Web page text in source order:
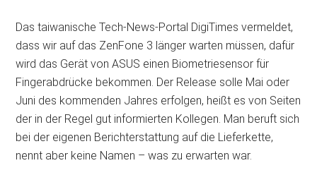
Das taiwanische Tech-News-Portal DigiTimes vermeldet,
dass wir auf das ZenFone 3 länger warten müssen, dafür
wird das Gerät von ASUS einen Biometriesensor für
Fingerabdrücke bekommen. Der Release solle Mai oder
Juni des kommenden Jahres erfolgen, heißt es von Seiten
der in der Regel gut informierten Kollegen. Man beruft sich
bei der eigenen Berichterstattung auf die Lieferkette,
nennt aber keine Namen – was zu erwarten war.